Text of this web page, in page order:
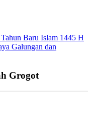
Baru Islam 1445 H
Galungan dan
Grogot